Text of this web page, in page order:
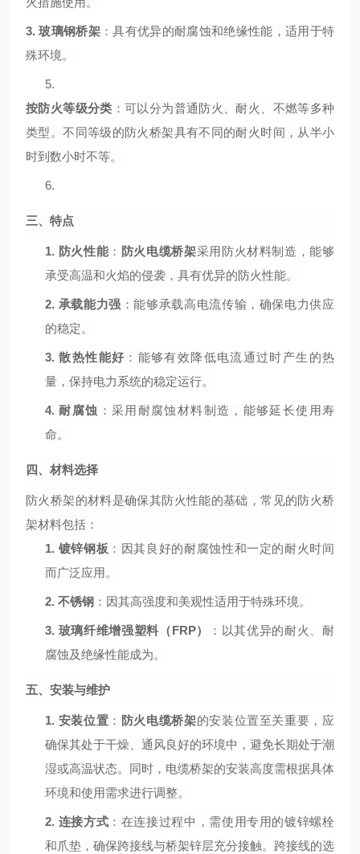
3.玻璃钢桥架 ：具有优异的耐腐蚀和绝缘性能，适用于特
殊环境。
5.
按防火等级分类 ：可以分为普通防火、耐火、不燃等多种
类型。不同等级的防火桥架具有不同的耐火时间，从半小
时到数小时不等。
6.
三、特点
1. 防火性能 ： 防火电缆桥架采用防火材料制造，能够
承受高温和火焰的侵袭，具有优异的防火性能。
2. 承载能力强 ：能够承载高电流传输，确保电力供应
的稳定。
3.散热性能好 ：能够有效降低电流通过时产生的热
量，保持电力系统的稳定运行。
4.耐腐蚀 ：采用耐腐蚀材料制造，能够延长使用寿
命。
四、材料选择
防火桥架的材料是确保其防火性能的基础，常见的防火桥
架材料包括：
1. 镀锌钢板 ：因其良好的耐腐蚀性和一定的耐火时间
而广泛应用。
2. 不锈钢 ：因其高强度和美观性适用于特殊环境。
3. 玻璃纤维增强塑料（FRP）
：以其优异的耐火、耐
腐蚀及绝缘性能成为。
五、安装与维护
1. 安装位置 ： 防火电缆桥架的安装位置至关重要，应
确保其处于干燥、通风良好的环境中，避免长期处于潮
湿或高温状态。同时，电缆桥架的安装高度需根据具体
环境和使用需求进行调整。
2. 连接方式 ：在连接过程中，需使用专用的镀锌螺栓
和爪垫，确保跨接线与桥架锌层充分接触。跨接线的选